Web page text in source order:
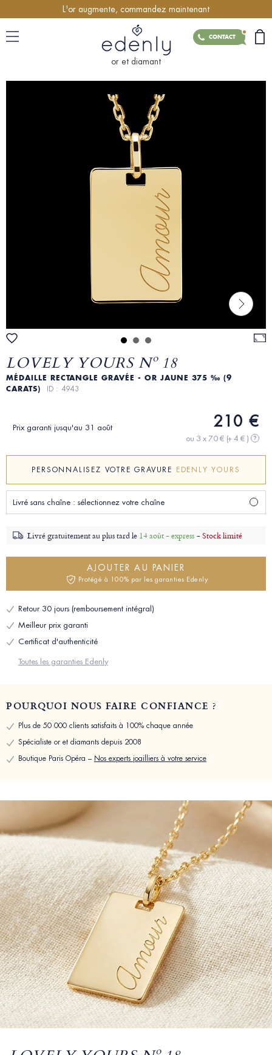
L'or augmente, commandez maintenant
CONTACT
or et diamant
LOVELY YOURS Nº 18
MÉDAILLE RECTANGLE GRAVÉE - OR JAUNE 375 ‰ (9
CARATS) ID : 4943
Prix garanti jusqu'au 31 août 210 €
ou 3 x 70 € (+ 4 € ) ?
PERSONNALISEZ VOTRE GRAVURE EDENLY YOURS
Livré sans chaîne : sélectionnez votre chaîne
Livré gratuitement au plus tard le 14 août - express -Stock limité
AJOUTER AU PANIER
Protégé à 100% par les garanties Edenly
Retour 30 jours (remboursement intégral)
Meilleur prix garanti
Certificat d'authenticité
Toutes les garanties Edenly
POURQUOI NOUS FAIRE CONFIANCE ?
Plus de 50 000 clients satisfaits à 100% chaque année
Spécialiste or et diamants depuis 2008
Boutique Paris Opéra – Nos experts joailliers à votre service